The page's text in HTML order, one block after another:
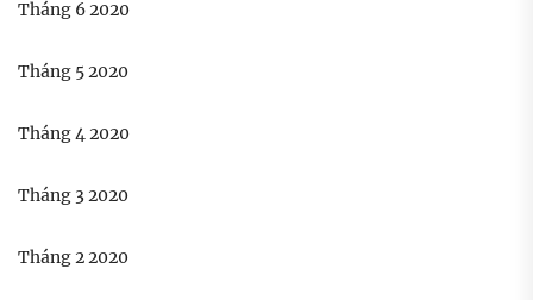
Tháng 6 2020
Tháng 5 2020
Tháng 4 2020
Tháng 3 2020
Tháng 2 2020